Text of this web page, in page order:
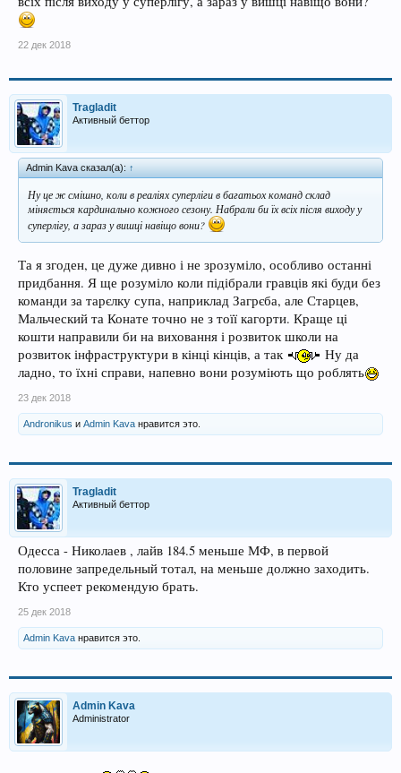
22 дек 2018
Tragladit
Активный беттор
Admin Kava сказал(а): ↑
Ну це ж смішно, коли в реаліях суперліги в багатьох команд склад
міняється кардинально кожного сезону. Набрали би їх всіх після виходу у
суперлігу, а зараз у вишці навіщо вони?
Та я згоден, це дуже дивно і не зрозуміло, особливо останні
придбання. Я ще розуміло коли підібрали гравців які буди без
команди за тарєлку супа, наприклад Загрєба, але Старцев,
Мальческий та Конате точно не з тоїї кагорти. Краще ці
кошти направили би на виховання і розвиток школи на
розвиток інфраструктури в кінці кінців, а так
Ну да
ладно, то їхні справи, напевно вони розуміють що роблять
23 дек 2018
Andronikus и Admin Kava нравится это.
Tragladit
Активный беттор
Одесса - Николаев , лайв 184.5 меньше МФ, в первой
половине запредельный тотал, на меньше должно заходить.
Кто успеет рекомендую брать.
25 дек 2018
Admin Kava нравится это.
Admin Kava
Administrator